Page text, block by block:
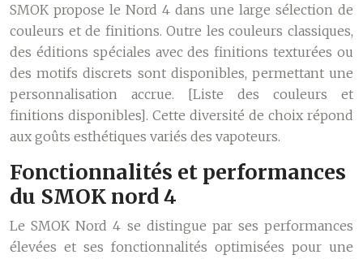
SMOK propose le Nord 4 dans une large sélection de
couleurs et de finitions. Outre les couleurs classiques,
des éditions spéciales avec des finitions texturées ou
des motifs discrets sont disponibles, permettant une
personnalisation accrue. [Liste des couleurs et
finitions disponibles]. Cette diversité de choix répond
aux goûts esthétiques variés des vapoteurs.
Fonctionnalités et performances
du SMOK nord 4
Le SMOK Nord 4 se distingue par ses performances
élevées et ses fonctionnalités optimisées pour une